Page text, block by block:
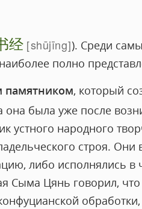
经 shūjīng ). Среди
полно
, который
она была уже после
устного народного
строя. Они
либо исполнялись в
Сыма Цянь говорил,